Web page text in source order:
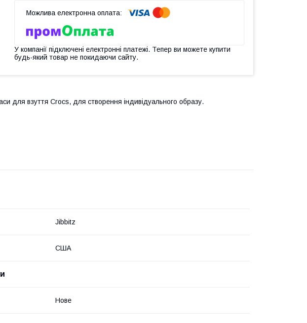
У компанії підключені електронні платежі. Тепер ви можете купити
будь-який товар не покидаючи сайту.
для взуття Crocs, для створення індивідуального образу.
Jibbitz
США
Нове